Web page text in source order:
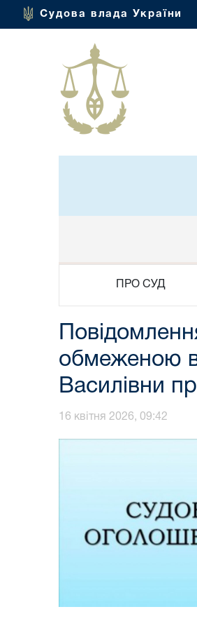
Судова влада України
ПРО СУД
обмеженою
Василівни
16 квітня 2026, 09:42